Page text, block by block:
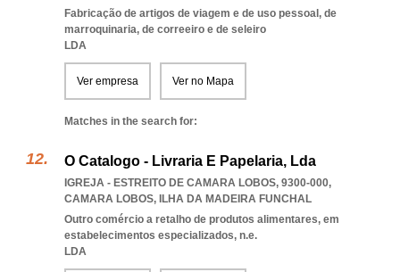
Fabricação de artigos de viagem e de uso pessoal, de
marroquinaria, de correeiro e de seleiro
LDA
Ver empresa Ver no Mapa
Matches in the search for:
O Catalogo - Livraria E Papelaria, Lda
IGREJA - ESTREITO DE CAMARA LOBOS, 9300-000,
CAMARA LOBOS, ILHA DA MADEIRA FUNCHAL
Outro comércio a retalho de produtos alimentares, em
estabelecimentos especializados, n.e.
LDA